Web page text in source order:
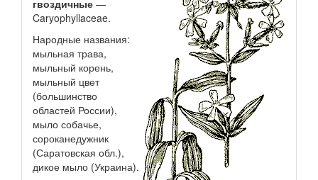
гвоздичные —
Caryophyllaceae.
Народные названия:
мыльная трава,
мыльный корень,
мыльный цвет
(большинство
областей России),
мыло собачье,
сороканедужник
(Саратовская обл.),
дикое мыло (Украина).